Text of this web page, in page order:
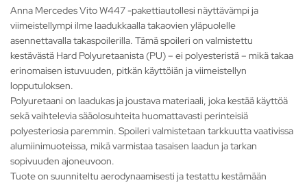
Anna Mercedes Vito W447 -pakettiautollesi näyttävämpi ja
viimeistellympi ilme laadukkaalla takaovien yläpuolelle
asennettavalla takaspoilerilla. Tämä spoileri on valmistettu
kestävästä Hard Polyuretaanista (PU) – ei polyesteristä – mikä takaa
erinomaisen istuvuuden, pitkän käyttöiän ja viimeistellyn
lopputuloksen.
Polyuretaani on laadukas ja joustava materiaali, joka kestää käyttöä
sekä vaihtelevia sääolosuhteita huomattavasti perinteisiä
polyesteriosia paremmin. Spoileri valmistetaan tarkkuutta vaativissa
alumiinimuoteissa, mikä varmistaa tasaisen laadun ja tarkan
sopivuuden ajoneuvoon.
Tuote on suunniteltu aerodynaamisesti ja testattu kestämään